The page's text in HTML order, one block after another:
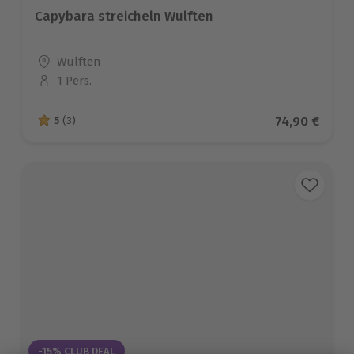
Capybara streicheln Wulften
Standort
Wulften
Anzahl der Teilnehmer
1 Pers.
5 von 5 Sternen basierend auf 3 Bewertungen
5 (3) Aktueller
74,90 €
-15% CLUB DEAL